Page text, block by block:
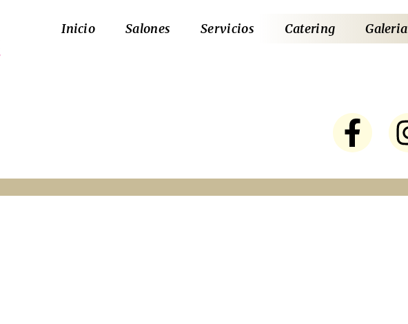
Inicio Salones Servicios Catering Galeria